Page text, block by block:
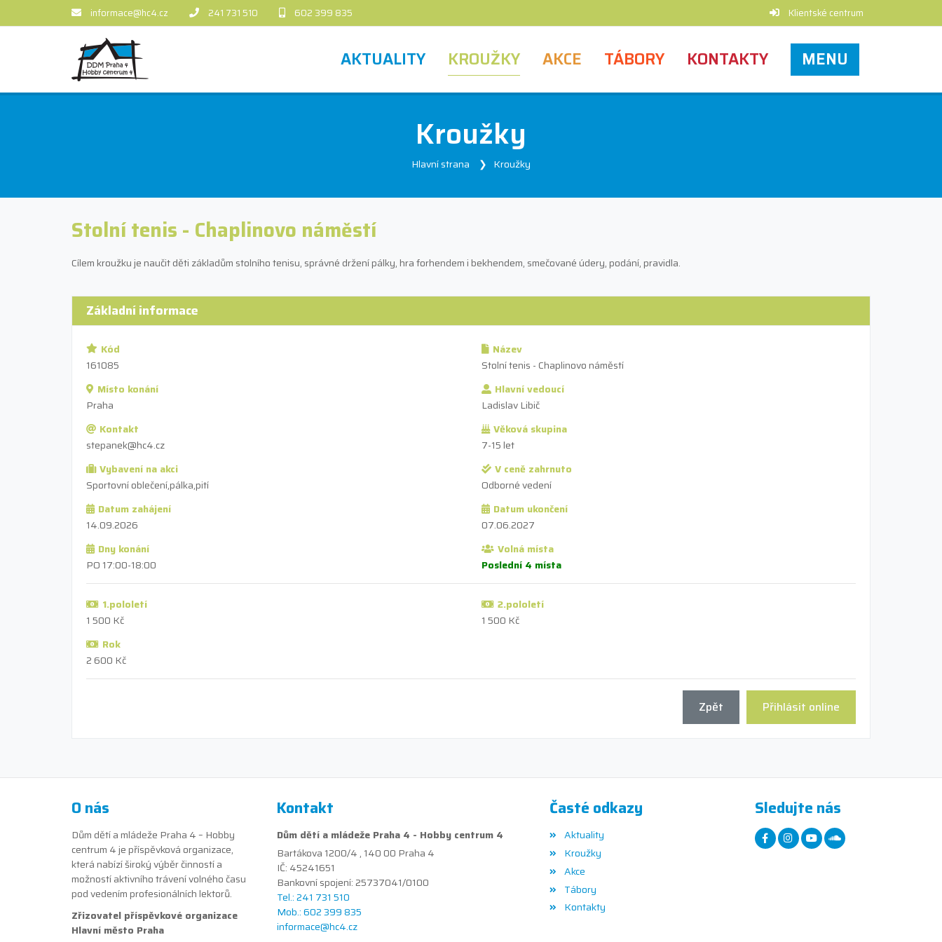
informace@hc4.cz 241 731 510 602 399 835 Klientské centrum
AKTUALITY KROUŽKY AKCE TÁBORY KONTAKTY MENU
Kroužky
Hlavní strana Kroužky
Stolní tenis - Chaplinovo náměstí
Cílem kroužku je naučit děti základům stolního tenisu, správné držení pálky, hra forhendem i bekhendem, smečované údery, podání, pravidla.
Základní informace
Kód
161085
Název
Stolní tenis - Chaplinovo náměstí
Místo konání
Praha
Hlavní vedoucí
Ladislav Libič
Kontakt
stepanek@hc4.cz
Věková skupina
7-15 let
Vybavení na akci
Sportovní oblečení,pálka,pití
V ceně zahrnuto
Odborné vedení
Datum zahájení
14.09.2026
Datum ukončení
07.06.2027
Dny konání
PO 17:00-18:00
Volná místa
Poslední 4 místa
1.pololetí
1 500 Kč
2.pololetí
1 500 Kč
Rok
2 600 Kč
Přihlásit online
Zpět
O nás
Dům dětí a mládeže Praha 4 – Hobby
centrum 4 je příspěvková organizace,
která nabízí široký výběr činností a
možností aktivního trávení volného času
pod vedením profesionálních lektorů.
Zřizovatel příspěvkové organizace
Hlavní město Praha
Kontakt
Dům dětí a mládeže Praha 4 - Hobby centrum 4
Bartákova 1200/4 , 140 00 Praha 4
IČ: 45241651
Bankovní spojení: 25737041/0100
Tel.: 241 731 510
Mob.: 602 399 835
informace@hc4.cz
Časté odkazy
Aktuality
Kroužky
Akce
Tábory
Kontakty
Sledujte nás